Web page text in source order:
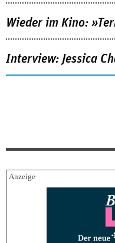
Wieder im Kino:
Interview: Jessica